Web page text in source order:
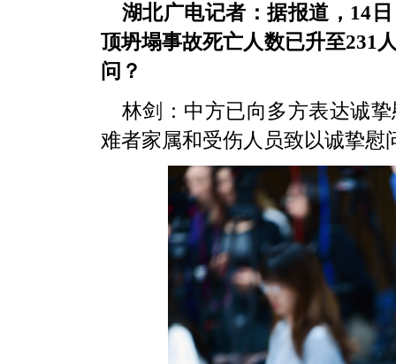
湖北广电记者：据报道，14
顶坍塌事故死亡人数已升至231
问？
林剑：中方已向多方表达诚
难者家属和受伤人员致以诚挚慰